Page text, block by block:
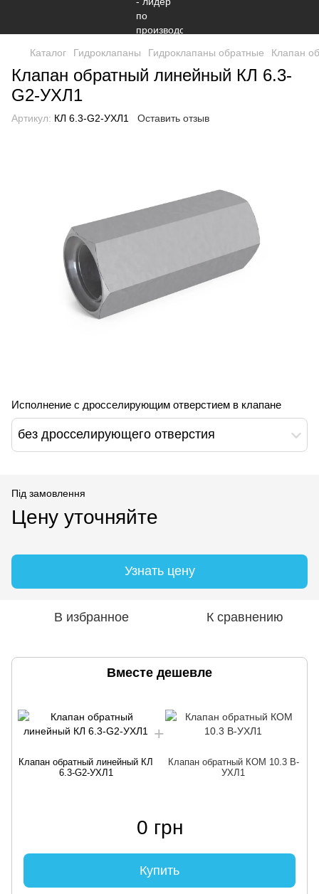
Каталог Гидроклапаны Гидроклапаны обратные Клапан
Клапан обратный линейный КЛ 6.3-
G2-УХЛ1
Артикул: КЛ 6.3-G2-УХЛ1 Оставить отзыв
Исполнение с дросселирующим отверстием в клапане
без дросселирующего отверстия
Під замовлення
Цену уточняйте
Узнать цену
В избранное К сравнению
Вместе дешевле
Клапан обратный линейный КЛ
6.3-G2-УХЛ1
Клапан обратный КОМ 10.3 В-
УХЛ1
0 грн
Купить